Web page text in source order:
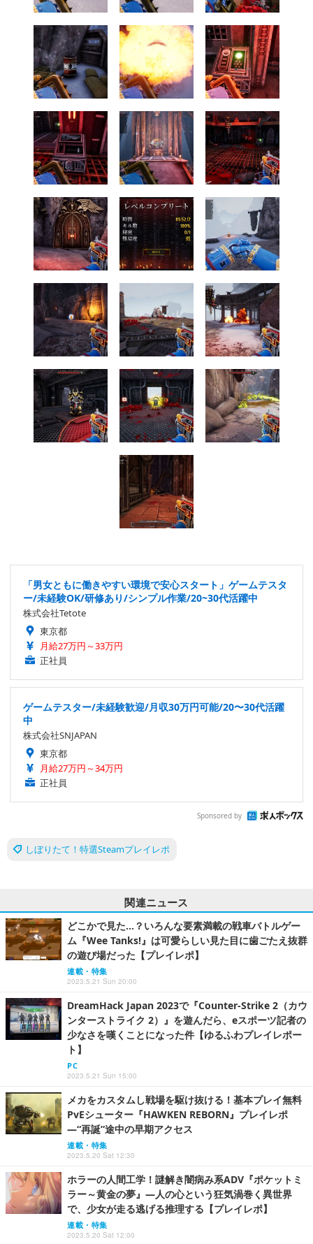
「男女ともに働きやすい環境で安心スタート」ゲームテスタ
ー/未経験OK/研修あり/シンプル作業/20~30代活躍中
株式会社Tetote
東京都
月給27万円～33万円
正社員
ゲームテスター/未経験歓迎/月収30万円可能/20〜30代活躍
中
株式会社SNJAPAN
東京都
月給27万円～34万円
正社員
Sponsored by
しぼりたて！特選Steamプレイレポ
関連ニュース
どこかで見た…？いろんな要素満載の戦車バトルゲー
ム『Wee Tanks!』は可愛らしい見た目に歯ごたえ抜群
の遊び場だった【プレイレポ】
連載・特集
2023.5.21 Sun 20:00
DreamHack Japan 2023で『Counter-Strike 2（カウ
ンターストライク 2）』を遊んだら、eスポーツ記者の
少なさを嘆くことになった件【ゆるふわプレイレポー
ト】
PC
2023.5.21 Sun 15:00
メカをカスタムし戦場を駆け抜ける！基本プレイ無料
PvEシューター『HAWKEN REBORN』プレイレポ
―“再誕”途中の早期アクセス
連載・特集
2023.5.20 Sat 12:30
ホラーの人間工学！謎解き闇病み系ADV『ポケットミ
ラー～黄金の夢』―人の心という狂気渦巻く異世界
で、少女が走る逃げる推理する【プレイレポ】
連載・特集
2023.5.20 Sat 12:00